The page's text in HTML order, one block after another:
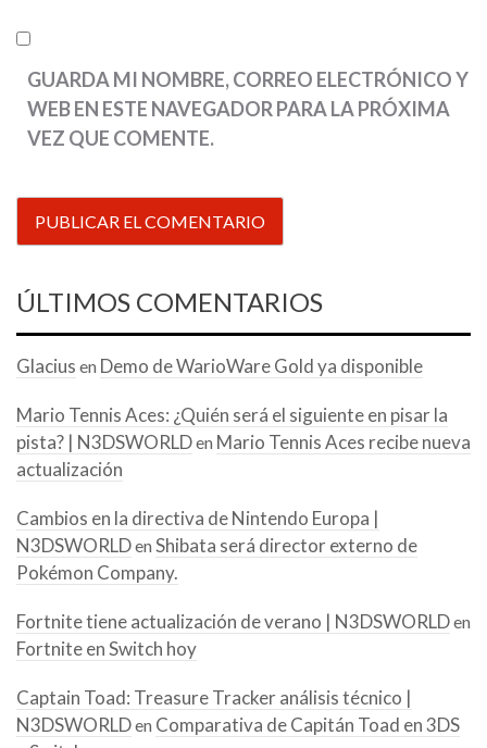
GUARDA MI NOMBRE, CORREO ELECTRÓNICO Y
WEB EN ESTE NAVEGADOR PARA LA PRÓXIMA
VEZ QUE COMENTE.
ÚLTIMOS COMENTARIOS
Glacius en Demo de WarioWare Gold ya disponible
Mario Tennis Aces: ¿Quién será el siguiente en pisar la
pista? | N3DSWORLDen Mario Tennis Aces recibe nueva
actualización
Cambios en la directiva de Nintendo Europa |
N3DSWORLDen Shibata será director externo de
Pokémon Company.
Fortnite tiene actualización de verano | N3DSWORLDen
Fortnite en Switch hoy
Captain Toad: Treasure Tracker análisis técnico |
N3DSWORLDen Comparativa de Capitán Toad en 3DS